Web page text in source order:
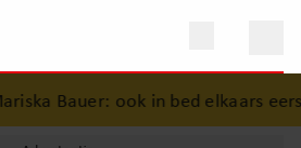
Bauer: ook in bed elkaars